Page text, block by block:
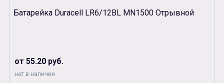
Батарейка Duracell LR6/12BL MN1500 Отрывной
от 55.20 руб.
нет в наличии